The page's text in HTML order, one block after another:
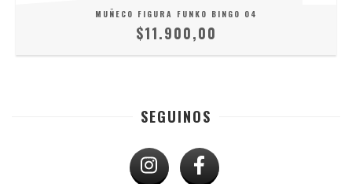
MUÑECO FIGURA FUNKO BINGO 04
$11.900,00
SEGUINOS